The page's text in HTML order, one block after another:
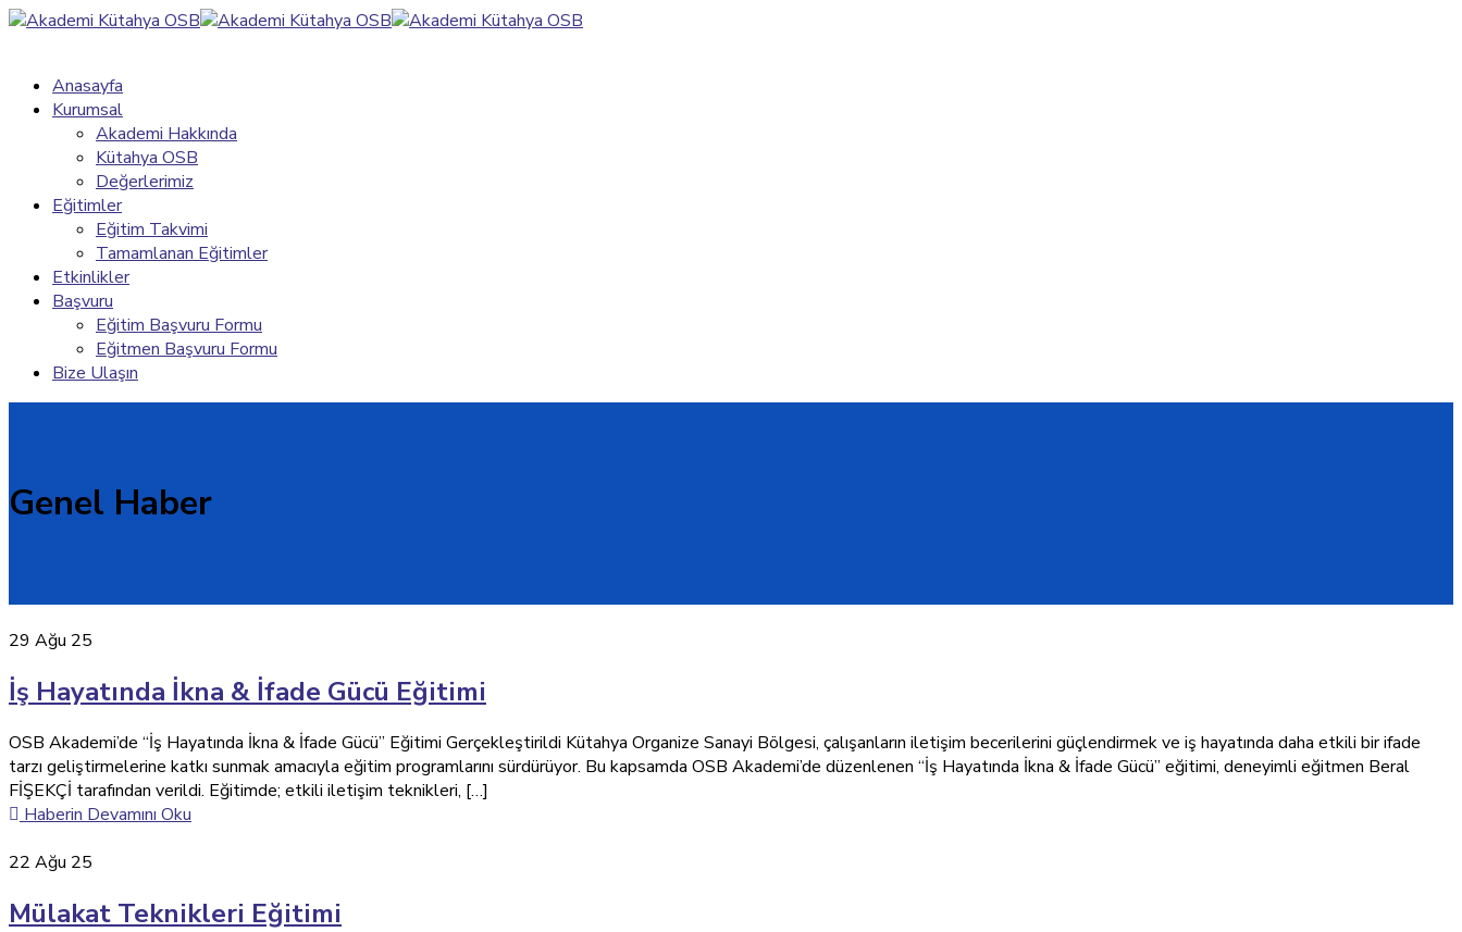
Anasayfa
Kurumsal
Akademi Hakkında
Kütahya OSB
Değerlerimiz
Eğitimler
Eğitim Takvimi
Tamamlanan Eğitimler
Etkinlikler
Başvuru
Eğitim Başvuru Formu
Eğitmen Başvuru Formu
Bize Ulaşın
Genel Haber
29 Ağu 25
İş Hayatında İkna & İfade Gücü Eğitimi
OSB Akademi’de “İş Hayatında İkna & İfade Gücü” Eğitimi Gerçekleştirildi Kütahya Organize Sanayi Bölgesi, çalışanların iletişim becerilerini güçlendirmek ve iş hayatında daha etkili bir ifade
tarzı geliştirmelerine katkı sunmak amacıyla eğitim programlarını sürdürüyor. Bu kapsamda OSB Akademi’de düzenlenen “İş Hayatında İkna & İfade Gücü” eğitimi, deneyimli eğitmen Beral
FİŞEKÇİ tarafından verildi. Eğitimde; etkili iletişim teknikleri, […]
Haberin Devamını Oku
22 Ağu 25
Mülakat Teknikleri Eğitimi